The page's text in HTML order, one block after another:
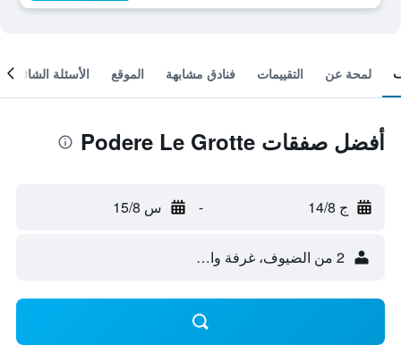
لمحة عن التقييمات فنادق مشابهة الموقع الأسئلة الشائعة
أفضل صفقات Podere Le Grotte
ج 14/8 - س 15/8
2 من الضيوف، غرفة واحدة